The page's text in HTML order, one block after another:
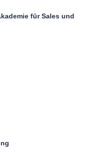
für Sales und